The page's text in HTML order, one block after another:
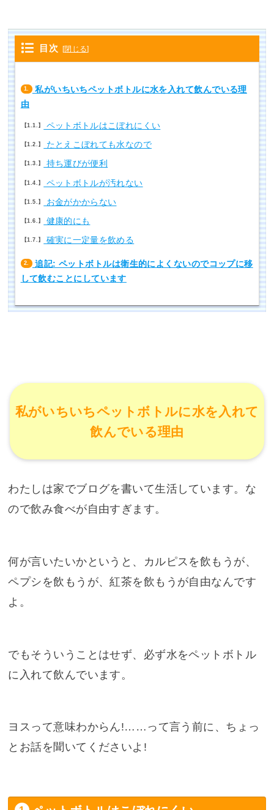
目次 [閉じる]
1.
私がいちいちペットボトルに水を入れて飲んでいる理
由
1.1. ペットボトルはこぼれにくい
1.2. たとえこぼれても水なので
1.3. 持ち運びが便利
1.4. ペットボトルが汚れない
1.5. お金がかからない
1.6. 健康的にも
1.7. 確実に一定量を飲める
2.
追記: ペットボトルは衛生的によくないのでコップに移
して飲むことにしています
私がいちいちペットボトルに水を入れて
飲んでいる理由
わたしは家でブログを書いて生活しています。な
ので飲み食べが自由すぎます。
何が言いたいかというと、カルピスを飲もうが、
ペプシを飲もうが、紅茶を飲もうが自由なんです
よ。
でもそういうことはせず、必ず水をペットボトル
に入れて飲んでいます。
ヨスって意味わからん!……って言う前に、ちょっ
とお話を聞いてくださいよ!